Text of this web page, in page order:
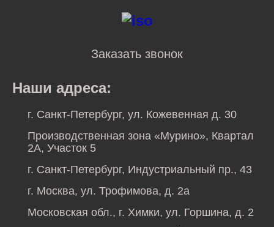
Заказать звонок
Наши адреса:
г. Санкт-Петербург, ул. Кожевенная д. 30
Производственная зона «Мурино», Квартал
2А, Участок 5
г. Санкт-Петербург, Индустриальный пр., 43
г. Москва, ул. Трофимова, д. 2а
Московская обл., г. Химки, ул. Горшина, д. 2